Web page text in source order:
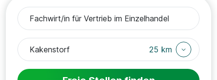
25 km